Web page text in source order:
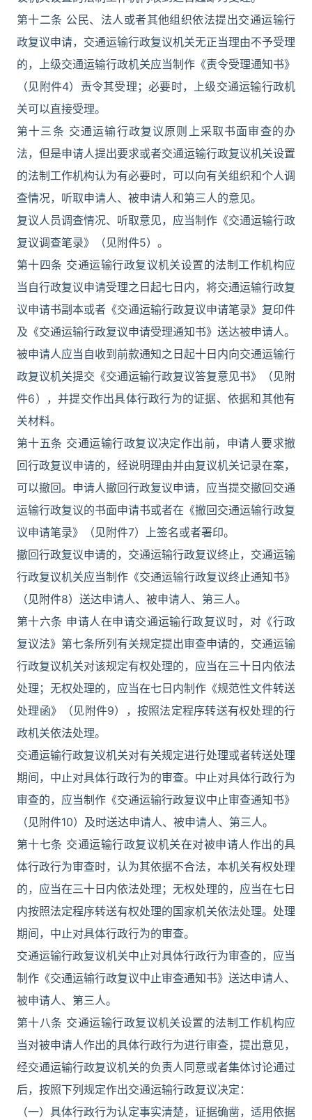
第十二条 公民、法人或者其他组织依法提出交通运输行
政复议申请，交通运输行政复议机关无正当理由不予受理
的，上级交通运输行政机关应当制作《责令受理通知书》
（见附件4）责令其受理；必要时，上级交通运输行政机
关可以直接受理。
第十三条 交通运输行政复议原则上采取书面审查的办
法，但是申请人提出要求或者交通运输行政复议机关设置
的法制工作机构认为有必要时，可以向有关组织和个人调
查情况，听取申请人、被申请人和第三人的意见。
复议人员调查情况、听取意见，应当制作《交通运输行政
复议调查笔录》（见附件5）。
第十四条 交通运输行政复议机关设置的法制工作机构应
当自行政复议申请受理之日起七日内，将交通运输行政复
议申请书副本或者《交通运输行政复议申请笔录》复印件
及《交通运输行政复议申请受理通知书》送达被申请人。
被申请人应当自收到前款通知之日起十日内向交通运输行
政复议机关提交《交通运输行政复议答复意见书》（见附
件6），并提交作出具体行政行为的证据、依据和其他有
关材料。
第十五条 交通运输行政复议决定作出前，申请人要求撤
回行政复议申请的，经说明理由并由复议机关记录在案，
可以撤回。申请人撤回行政复议申请，应当提交撤回交通
运输行政复议的书面申请书或者在《撤回交通运输行政复
议申请笔录》（见附件7）上签名或者署印。
撤回行政复议申请的，交通运输行政复议终止，交通运输
行政复议机关应当制作《交通运输行政复议终止通知书》
（见附件8）送达申请人、被申请人、第三人。
第十六条 申请人在申请交通运输行政复议时，对《行政
复议法》第七条所列有关规定提出审查申请的，交通运输
行政复议机关对该规定有权处理的，应当在三十日内依法
处理；无权处理的，应当在七日内制作《规范性文件转送
处理函》（见附件9），按照法定程序转送有权处理的行
政机关依法处理。
交通运输行政复议机关对有关规定进行处理或者转送处理
期间，中止对具体行政行为的审查。中止对具体行政行为
审查的，应当制作《交通运输行政复议中止审查通知书》
（见附件10）及时送达申请人、被申请人、第三人。
第十七条 交通运输行政复议机关在对被申请人作出的具
体行政行为审查时，认为其依据不合法，本机关有权处理
的，应当在三十日内依法处理；无权处理的，应当在七日
内按照法定程序转送有权处理的国家机关依法处理。处理
期间，中止对具体行政行为的审查。
交通运输行政复议机关中止对具体行政行为审查的，应当
制作《交通运输行政复议中止审查通知书》送达申请人、
被申请人、第三人。
第十八条 交通运输行政复议机关设置的法制工作机构应
当对被申请人作出的具体行政行为进行审查，提出意见，
经交通运输行政复议机关的负责人同意或者集体讨论通过
后，按照下列规定作出交通运输行政复议决定：
（一）具体行政行为认定事实清楚，证据确凿，适用依据